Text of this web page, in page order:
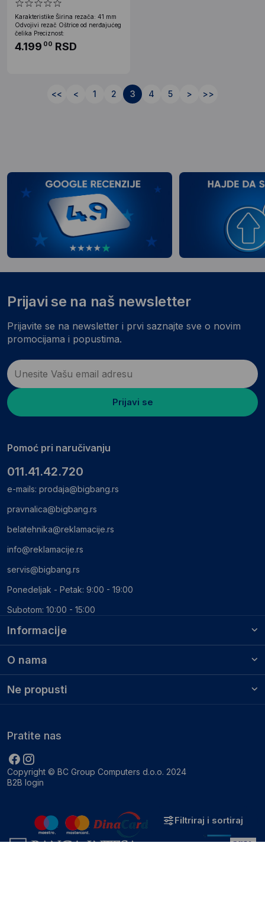
Filtriraj i sortiraj
Karakteristike Širina rezača: 41 mm
Odvojivi rezač Oštrice od nerđajućeg
čelika Preciznost:
4.199 00 RSD
<< < 1 2 3 4 5 > >>
Informacije
O nama
Ne propusti
Prijavi se na naš newsletter
Prijavite se na newsletter i prvi saznajte sve o novim
promocijama i popustima.
Prijavi se
Pomoć pri naručivanju
011.41.42.720
e-mails: prodaja@bigbang.rs
pravnalica@bigbang.rs
belatehnika@reklamacije.rs
info@reklamacije.rs
servis@bigbang.rs
Ponedeljak - Petak: 9:00 - 19:00
Subotom: 10:00 - 15:00
Copyright © BC Group Computers d.o.o. 2024
B2B login
Pratite nas